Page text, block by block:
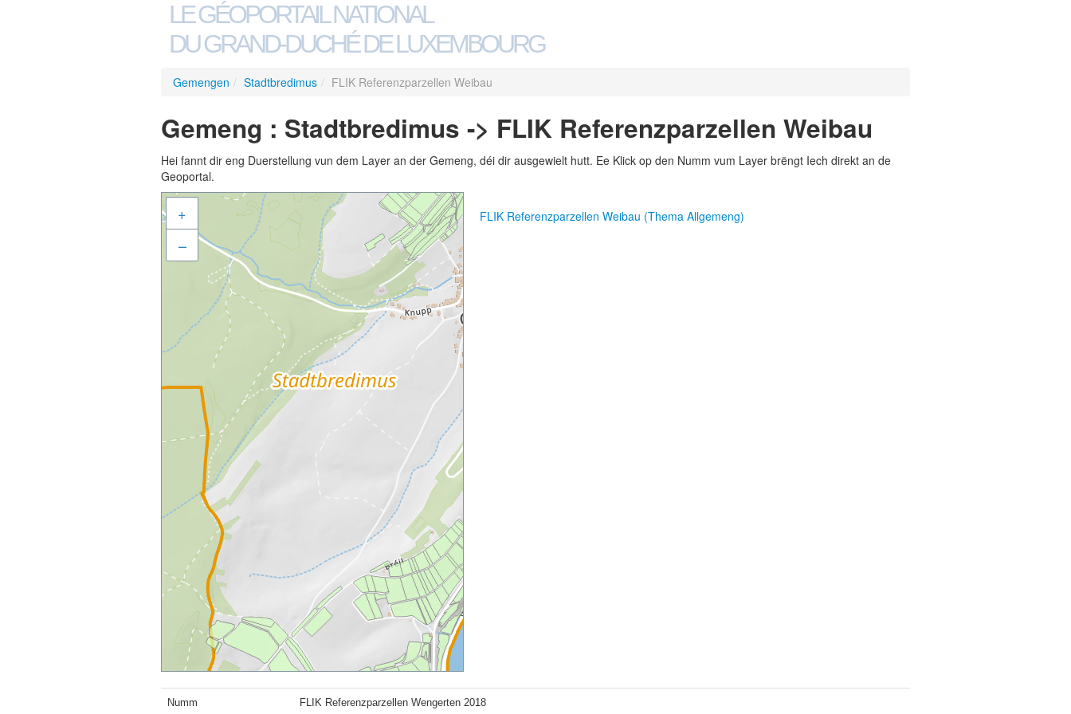
LE GÉOPORTAIL NATIONAL
DU GRAND-DUCHÉ DE LUXEMBOURG
Gemengen / Stadtbredimus / FLIK Referenzparzellen Weibau
Gemeng : Stadtbredimus -> FLIK Referenzparzellen Weibau
Hei fannt dir eng Duerstellung vun dem Layer an der Gemeng, déi dir ausgewielt hutt. Ee Klick op den Numm vum Layer brëngt Iech direkt an de
Geoportal.
+
–
FLIK Referenzparzellen Weibau (Thema Allgemeng)
Numm FLIK Referenzparzellen Wengerten 2018